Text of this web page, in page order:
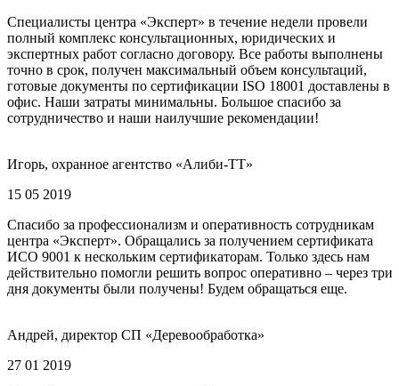
Специалисты центра «Эксперт» в течение недели провели
полный комплекс консультационных, юридических и
экспертных работ согласно договору. Все работы выполнены
точно в срок, получен максимальный объем консультаций,
готовые документы по сертификации ISO 18001 доставлены в
офис. Наши затраты минимальны. Большое спасибо за
сотрудничество и наши наилучшие рекомендации!
Игорь, охранное агентство «Алиби-ТТ»
15 05 2019
Спасибо за профессионализм и оперативность сотрудникам
центра «Эксперт». Обращались за получением сертификата
ИСО 9001 к нескольким сертификаторам. Только здесь нам
действительно помогли решить вопрос оперативно – через три
дня документы были получены! Будем обращаться еще.
Андрей, директор СП «Деревообработка»
27 01 2019